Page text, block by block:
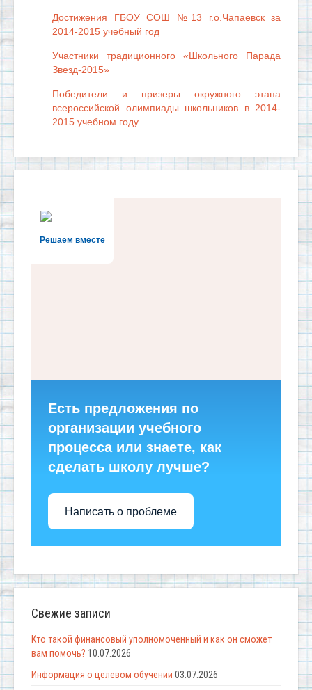
Достижения ГБОУ СОШ №13 г.о.Чапаевск за
2014-2015 учебный год
Участники традиционного «Школьного Парада
Звезд-2015»
Победители и призеры окружного этапа
всероссийской олимпиады школьников в 2014-
2015 учебном году
Решаем вместе
Есть предложения по
организации учебного
процесса или знаете, как
сделать школу лучше?
Написать о проблеме
Свежие записи
Кто такой финансовый уполномоченный и как он сможет
вам помочь? 10.07.2026
Информация о целевом обучении 03.07.2026